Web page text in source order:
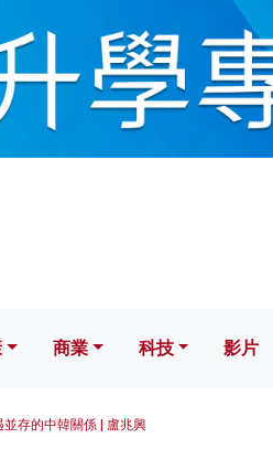
科技 影片
商業 科技 影片
並存的中韓關係 | 盧兆興